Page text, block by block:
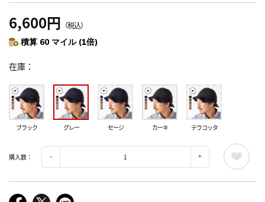
6,600円 （税込）
積算 60 マイル (1倍)
在庫
ブラック グレー セージ カーキ テラコッタ
購入数：